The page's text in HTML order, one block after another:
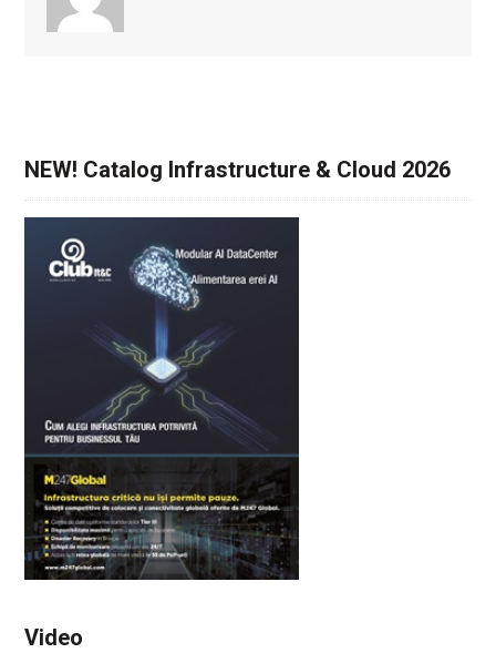
NEW! Catalog Infrastructure & Cloud 2026
Video